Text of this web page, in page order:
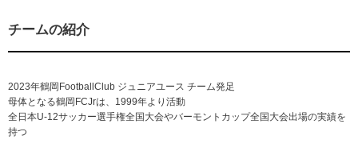
チームの紹介
2023年鶴岡FootballClub ジュニアユース チーム発足
母体となる鶴岡FCJrは、1999年より活動
全日本U-12サッカー選手権全国大会やバーモントカップ全国大会出場の実績を
持つ